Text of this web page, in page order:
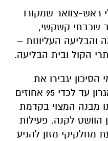
ראש-צוואר שמקורו
שכבתי קשקשי,
העליונות –
הקול ובית הבליעה.
הסיכון יגבירו את
הסיכויים להחלמה מסרטן הגרון עד לכדי 95 אחוזים
מבנה המצוי בקדמת
הוושט לקנה. פעילות
מחלקיקי מזון להגיע